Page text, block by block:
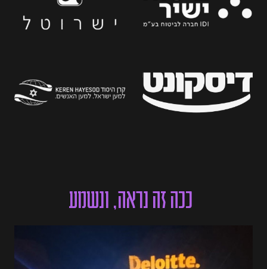
ככה זה נראה, ונשמע